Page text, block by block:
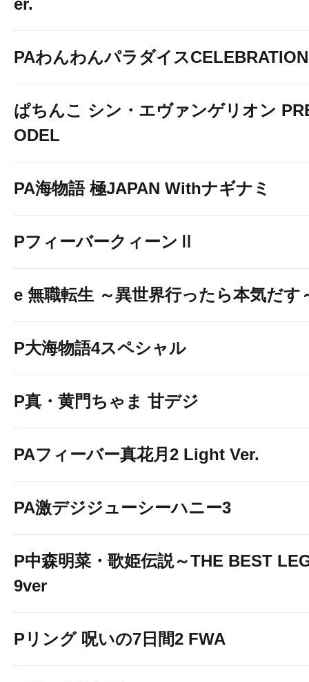
er.
PAわんわんパラダイスCELEBRATION
ぱちんこ シン・エヴァンゲリオン
ODEL
PA海物語 極JAPAN Withナギナミ
PフィーバークィーンⅡ
e 無職転生 ～異世界行ったら本気だす
P大海物語4スペシャル
P真・黄門ちゃま 甘デジ
PAフィーバー真花月2 Light Ver.
PA激デジジューシーハニー3
P中森明菜・歌姫伝説～THE BEST
9ver
Pリング 呪いの7日間2 FWA